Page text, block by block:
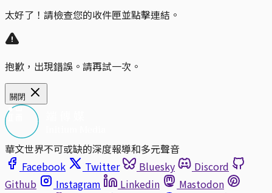
太好了！請檢查您的收件匣並點擊連結。
抱歉，出現錯誤。請再試一次。
關閉
華文世界不可或缺的深度報導和多元聲音
Facebook
Twitter Bluesky
Discord
Github
Instagram Linkedin
Mastodon